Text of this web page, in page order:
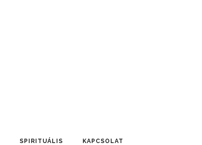
SPIRITUÁLIS KAPCSOLAT